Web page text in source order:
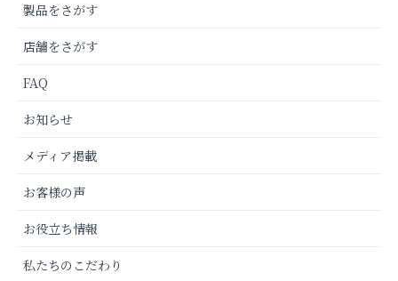
製品をさがす
店舗をさがす
FAQ
お知らせ
メディア掲載
お客様の声
お役立ち情報
私たちのこだわり